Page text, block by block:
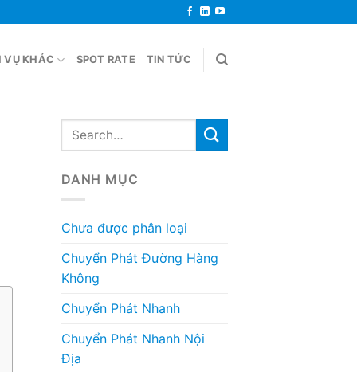
VỤ KHÁC SPOT RATE TIN TỨC
DANH MỤC
Chưa được phân loại
Chuyển Phát Đường Hàng
Không
Chuyển Phát Nhanh
Chuyển Phát Nhanh Nội
Địa